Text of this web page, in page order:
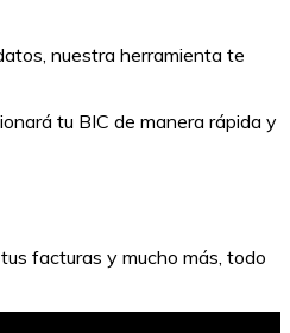
nuestra herramienta te
tu BIC de manera rápida y
facturas y mucho más, todo